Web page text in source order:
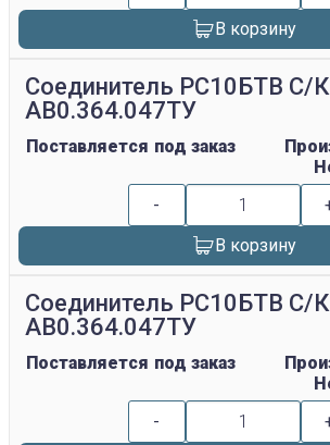
В корзину
Соединитель РС10БТВ С/
АВ0.364.047ТУ
Поставляется под заказ
-
В корзину
Соединитель РС10БТВ С/
АВ0.364.047ТУ
Поставляется под заказ
-